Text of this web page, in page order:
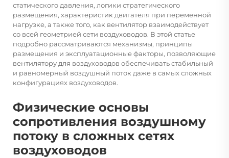
статического давления, логики стратегического
размещения, характеристик двигателя при переменной
нагрузке, а также того, как вентилятор взаимодействует
со всей геометрией сети воздуховодов. В этой статье
подробно рассматриваются механизмы, принципы
размещения и эксплуатационные факторы, позволяющие
вентилятору для воздуховодов обеспечивать стабильный
и равномерный воздушный поток даже в самых сложных
конфигурациях воздуховодов.
Физические основы
сопротивления воздушному
потоку в сложных сетях
воздуховодов